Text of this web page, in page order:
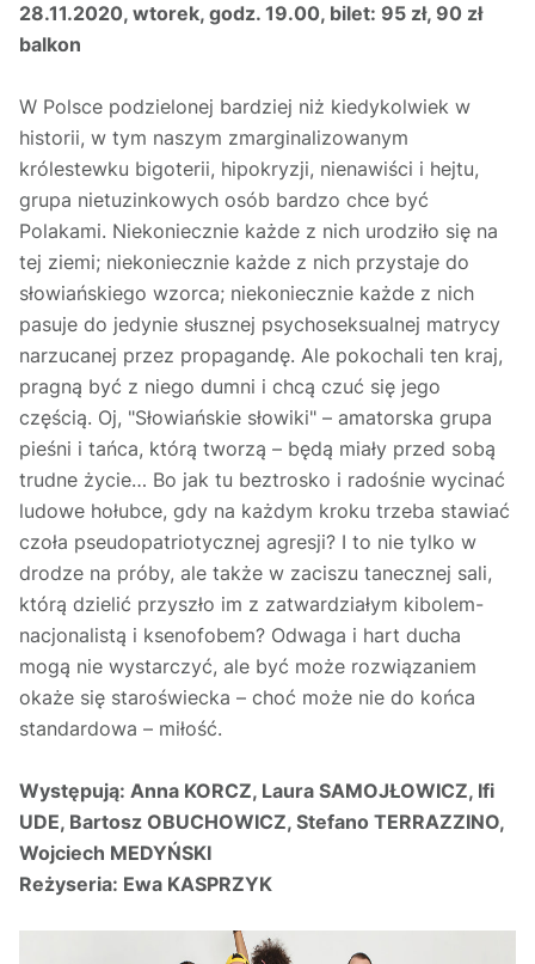
28.11.2020, wtorek, godz. 19.00, bilet: 95 zł, 90 zł
balkon
W Polsce podzielonej bardziej niż kiedykolwiek w
historii, w tym naszym zmarginalizowanym
królestewku bigoterii, hipokryzji, nienawiści i hejtu,
grupa nietuzinkowych osób bardzo chce być
Polakami. Niekoniecznie każde z nich urodziło się na
tej ziemi; niekoniecznie każde z nich przystaje do
słowiańskiego wzorca; niekoniecznie każde z nich
pasuje do jedynie słusznej psychoseksualnej matrycy
narzucanej przez propagandę. Ale pokochali ten kraj,
pragną być z niego dumni i chcą czuć się jego
częścią. Oj, "Słowiańskie słowiki" – amatorska grupa
pieśni i tańca, którą tworzą – będą miały przed sobą
trudne życie… Bo jak tu beztrosko i radośnie wycinać
ludowe hołubce, gdy na każdym kroku trzeba stawiać
czoła pseudopatriotycznej agresji? I to nie tylko w
drodze na próby, ale także w zaciszu tanecznej sali,
którą dzielić przyszło im z zatwardziałym kibolem-
nacjonalistą i ksenofobem? Odwaga i hart ducha
mogą nie wystarczyć, ale być może rozwiązaniem
okaże się staroświecka – choć może nie do końca
standardowa – miłość.
Występują: Anna KORCZ, Laura SAMOJŁOWICZ, Ifi
UDE, Bartosz OBUCHOWICZ, Stefano TERRAZZINO,
Wojciech MEDYŃSKI
Reżyseria: Ewa KASPRZYK